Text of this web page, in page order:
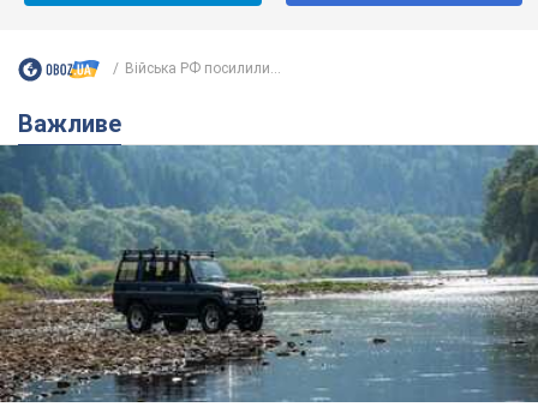
Війська РФ посилили...
Важливе